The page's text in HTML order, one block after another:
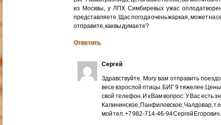
из Москвы, у ЛПХ Симбиревых ужас
представляете. Щас погода очень жаркая, может на
отправите, как вы думаете?
Ответить
Сергей
Здравствуйте. Могу вам отправить
весе взрослой птицы. БИГ 9
свой телефон. И к Вам вопрос: У Вас есть
Калининское, Панфиловское, Чалдовар,
мой тел. +7 982-714-46-94 Сергей Егорович.